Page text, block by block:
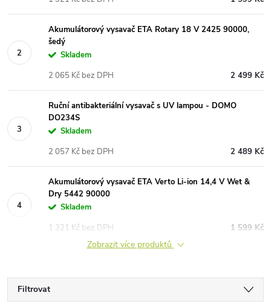
Akumulátorový vysavač ETA Rotary 18 V 2425 90000,
šedý
Skladem
2 499 Kč
2 065 Kč bez DPH
Ruční antibakteriální vysavač s UV lampou - DOMO
DO234S
Skladem
2 489 Kč
2 057 Kč bez DPH
Akumulátorový vysavač ETA Verto Li-ion 14,4 V Wet &
Dry 5442 90000
Skladem
1 599 Kč
1 321 Kč bez DPH
Zobrazit více produktů
Filtrovat